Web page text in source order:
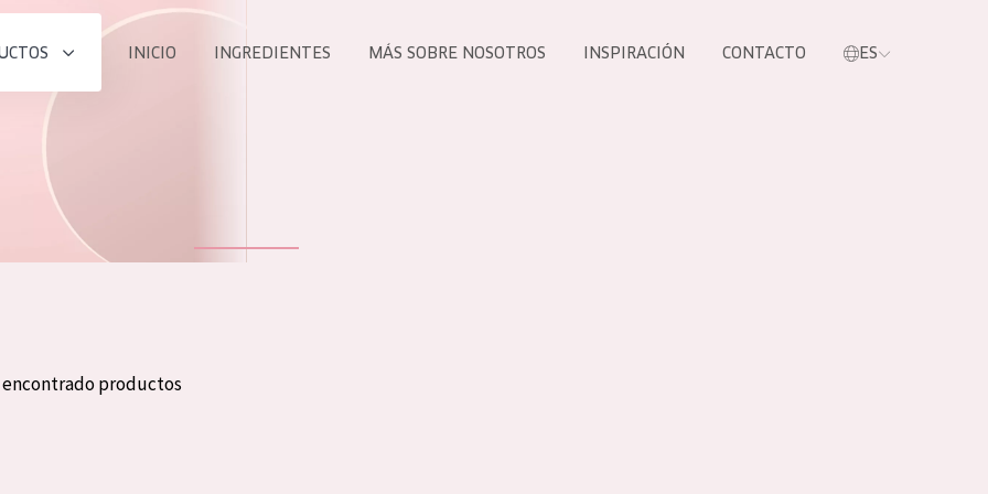
INICIO INGREDIENTES MÁS SOBRE NOSOTROS INSPIRACIÓN CONTACTO ES
encontrado productos